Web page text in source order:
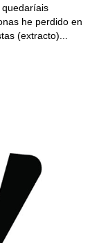
he perdido en
(extracto)...